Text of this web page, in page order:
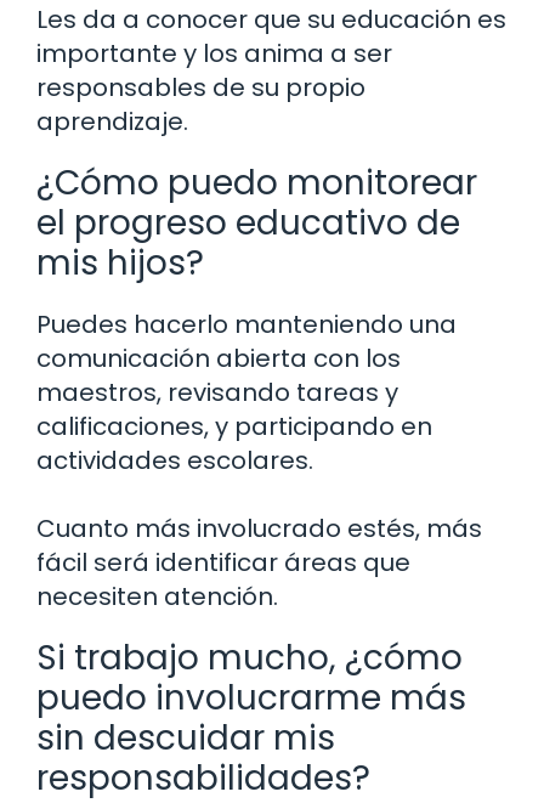
Les da a conocer que su educación es
importante y los anima a ser
responsables de su propio
aprendizaje.
¿Cómo puedo monitorear
el progreso educativo de
mis hijos?
Puedes hacerlo manteniendo una
comunicación abierta con los
maestros, revisando tareas y
calificaciones, y participando en
actividades escolares.
Cuanto más involucrado estés, más
fácil será identificar áreas que
necesiten atención.
Si trabajo mucho, ¿cómo
puedo involucrarme más
sin descuidar mis
responsabilidades?